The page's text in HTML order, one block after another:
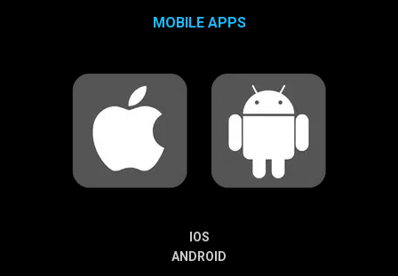
MOBILE APPS
IOS
ANDROID